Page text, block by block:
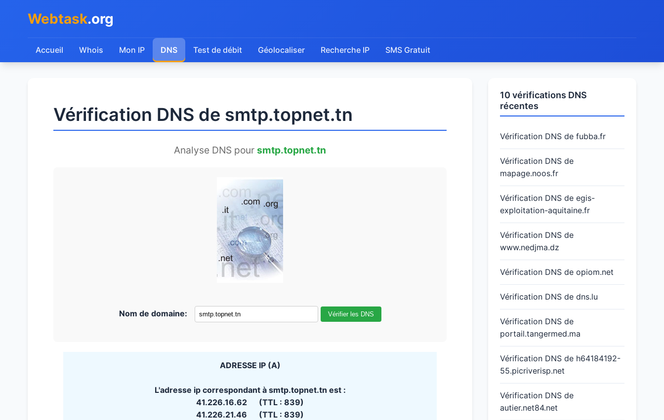
Webtask.org
Accueil Whois Mon IP DNS Test de débit Géolocaliser Recherche IP SMS Gratuit
Vérification DNS de smtp.topnet.tn
Analyse DNS pour smtp.topnet.tn
Nom de domaine: Vérifier les DNS
ADRESSE IP (A)
L'adresse ip correspondant à smtp.topnet.tn est :
41.226.16.62 (TTL : 839)
41.226.21.46 (TTL : 839)
10 vérifications DNS
récentes
Vérification DNS de fubba.fr
Vérification DNS de
mapage.noos.fr
Vérification DNS de egis-
exploitation-aquitaine.fr
Vérification DNS de
www.nedjma.dz
Vérification DNS de opiom.net
Vérification DNS de dns.lu
Vérification DNS de
portail.tangermed.ma
Vérification DNS de h64184192-
55.picriverisp.net
Vérification DNS de
autier.net84.net